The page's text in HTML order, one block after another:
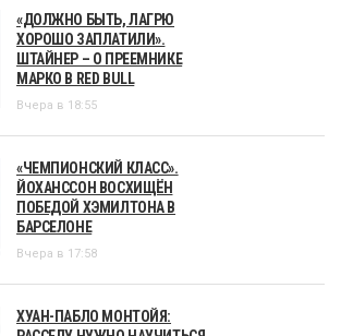
«ДОЛЖНО БЫТЬ, ЛАГРЮ
ХОРОШО ЗАПЛАТИЛИ».
ШТАЙНЕР – О ПРЕЕМНИКЕ
МАРКО В RED BULL
Вчера в 18:55
«ЧЕМПИОНСКИЙ КЛАСС».
ЙОХАНССОН ВОСХИЩЁН
ПОБЕДОЙ ХЭМИЛТОНА В
БАРСЕЛОНЕ
Вчера в 17:58
ХУАН-ПАБЛО МОНТОЙЯ: